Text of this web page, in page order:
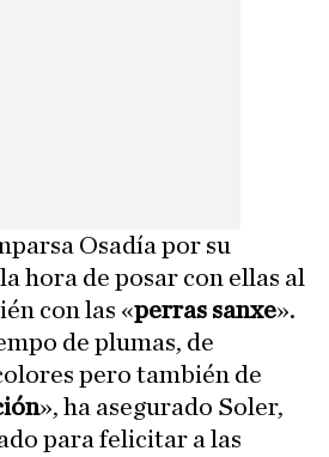
Osadía por su
hora de posar con ellas al
con las «perras sanxe».
de plumas, de
pero también de
», ha asegurado Soler,
para felicitar a las